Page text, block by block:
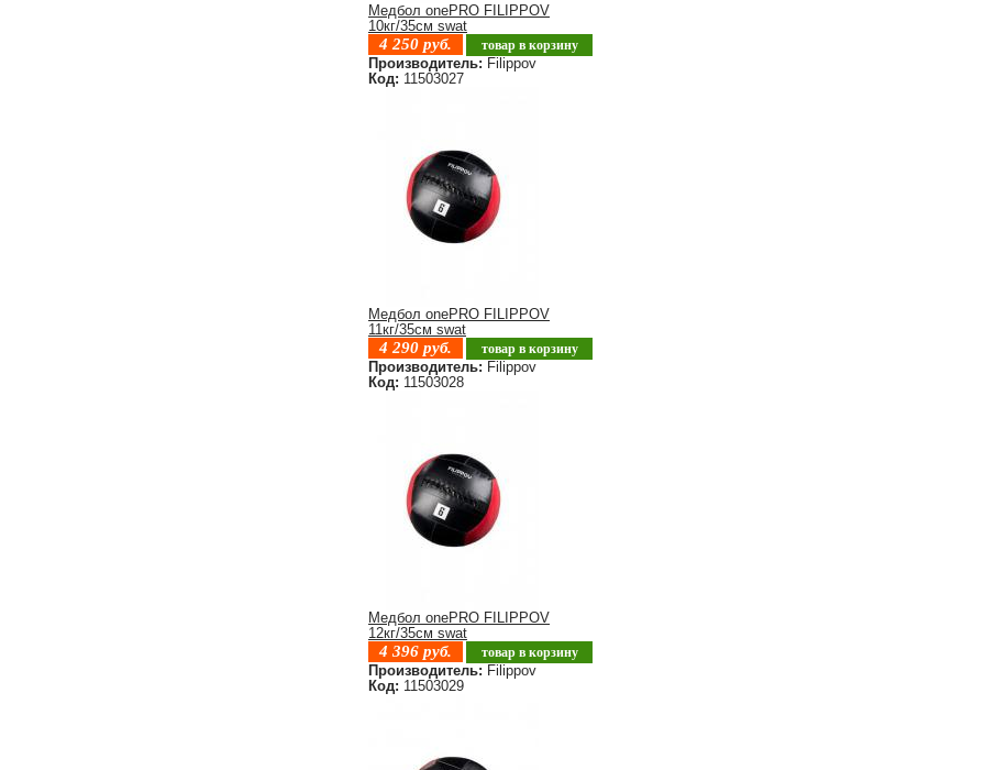
Медбол onePRO FILIPPOV
10кг/35см swat
4 250 руб. товар в корзину
Производитель: Filippov
Код: 11503027
Медбол onePRO FILIPPOV
11кг/35см swat
4 290 руб. товар в корзину
Производитель: Filippov
Код: 11503028
Медбол onePRO FILIPPOV
12кг/35см swat
4 396 руб. товар в корзину
Производитель: Filippov
Код: 11503029